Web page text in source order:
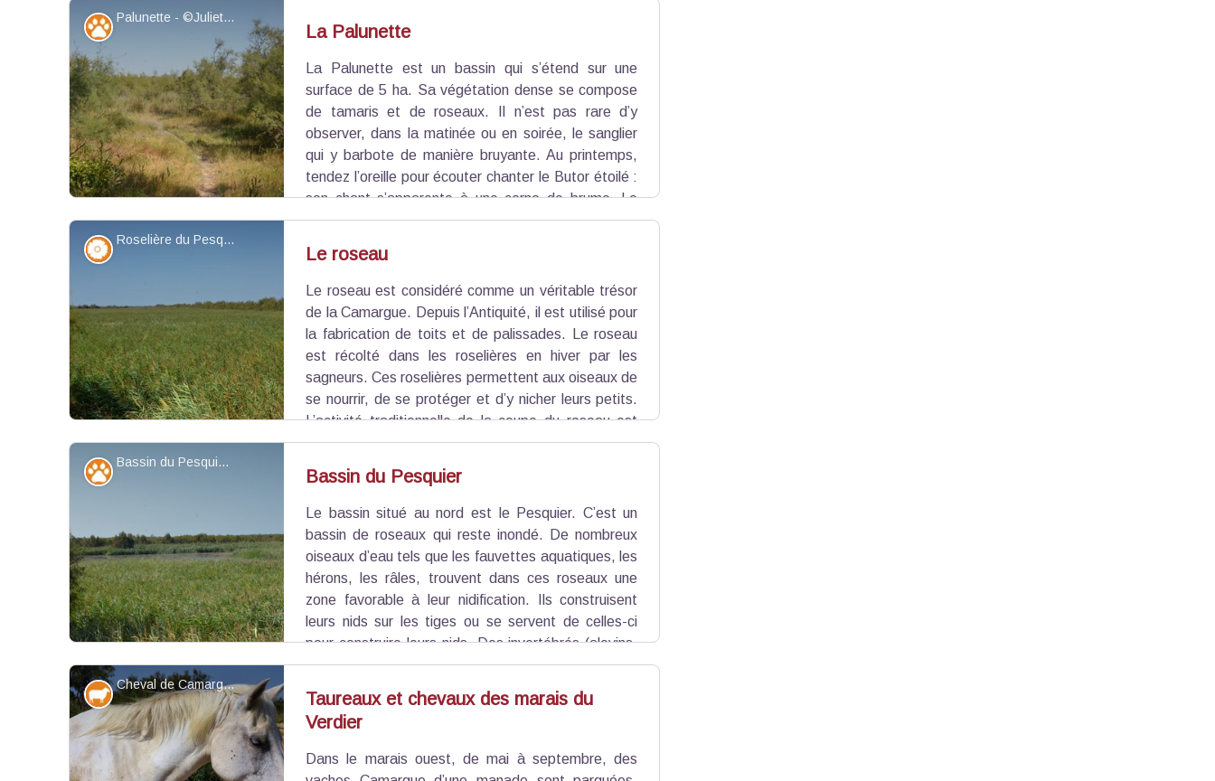
Voir l'image en plein écran
Sambuc et la Tour du Valat participent à la gestion des différents bassins.
Palunette - ©Juliette Primpier - PNR Camargue
Voir l'image en plein écran
Faune La Palunette
La Palunette est un bassin qui s’étend sur une
surface de 5 ha. Sa végétation dense se compose
de tamaris et de roseaux. Il n’est pas rare d’y
observer, dans la matinée ou en soirée, le sanglier
qui y barbote de manière bruyante. Au printemps,
tendez l’oreille pour écouter chanter le Butor étoilé :
son chant s’apparente à une corne de brume. Le
Butor étoilé est une espèce d’oiseaux échassier de la famille des ardéidés (hérons,
aigrettes). Il a un cou épais et des pattes courtes avec de longs doigts.
Roselière du Pesquier - ©Juliette Primpier - PNR Camargue
Voir l'image en plein écran
Flore Le roseau
Le roseau est considéré comme un véritable trésor
de la Camargue. Depuis l’Antiquité, il est utilisé pour
la fabrication de toits et de palissades. Le roseau
est récolté dans les roselières en hiver par les
sagneurs. Ces roselières permettent aux oiseaux de
se nourrir, de se protéger et d’y nicher leurs petits.
L’activité traditionnelle de la coupe du roseau est
arrêtée depuis 2010 dans les marais du Verdier dans le but de protéger la nidification
des oiseaux au sein de la roselière du Pesquier.
Bassin du Pesquier - ©Juliette Primpier - PNR Camargue
Voir l'image en plein écran
Faune Bassin du Pesquier
Le bassin situé au nord est le Pesquier. C’est un
bassin de roseaux qui reste inondé. De nombreux
oiseaux d’eau tels que les fauvettes aquatiques, les
hérons, les râles, trouvent dans ces roseaux une
zone favorable à leur nidification. Ils construisent
leurs nids sur les tiges ou se servent de celles-ci
pour construire leurs nids. Des invertébrés (alevins,
batraciens) viennent profiter des roseaux du bassin de Pesquier.
Cheval de Camargue - ©Juliette Primpier - PNR Camargue
Elevage et pastoralisme
Taureaux et chevaux des marais du
Verdier
Dans le marais ouest, de mai à septembre, des